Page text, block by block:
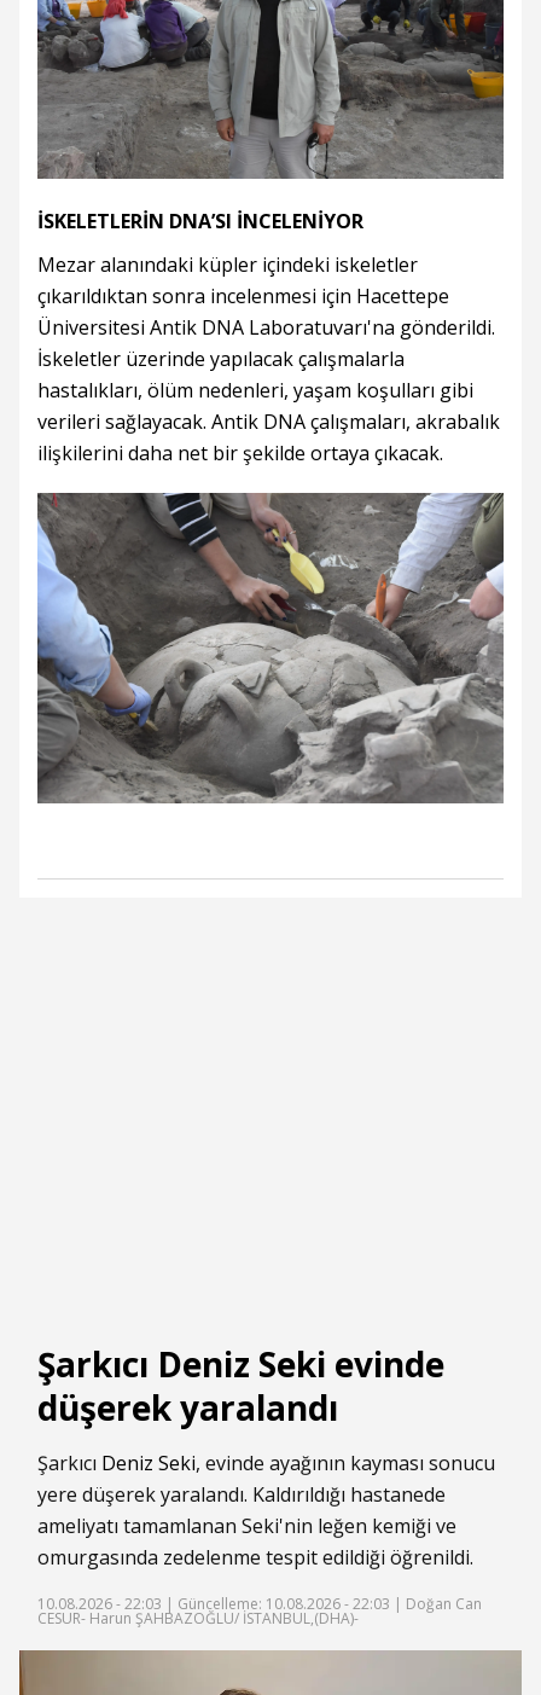
İSKELETLERİN DNA’SI İNCELENİYOR
Mezar alanındaki küpler içindeki iskeletler
çıkarıldıktan sonra incelenmesi için Hacettepe
Üniversitesi Antik DNA Laboratuvarı'na gönderildi.
İskeletler üzerinde yapılacak çalışmalarla
hastalıkları, ölüm nedenleri, yaşam koşulları gibi
verileri sağlayacak. Antik DNA çalışmaları, akrabalık
ilişkilerini daha net bir şekilde ortaya çıkacak.
Şarkıcı Deniz Seki evinde
düşerek yaralandı
Şarkıcı Deniz Seki, evinde ayağının kayması sonucu
yere düşerek yaralandı. Kaldırıldığı hastanede
ameliyatı tamamlanan Seki'nin leğen kemiği ve
omurgasında zedelenme tespit edildiği öğrenildi.
10.08.2026 - 22:03 | Güncelleme: 10.08.2026 - 22:03 | Doğan Can
CESUR- Harun ŞAHBAZOĞLU/ İSTANBUL,(DHA)-